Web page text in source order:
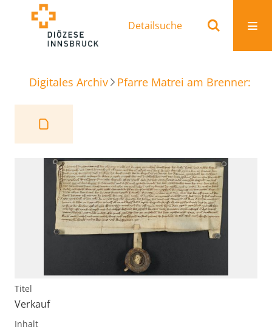
Detailsuche
Digitales Archiv Pfarre Matrei am Brenner:
Titel
Verkauf
Inhalt